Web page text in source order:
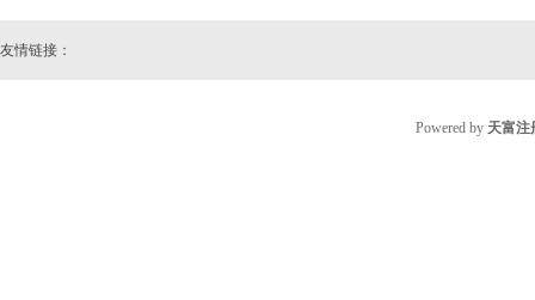
友情链接：
Powered by 天富注